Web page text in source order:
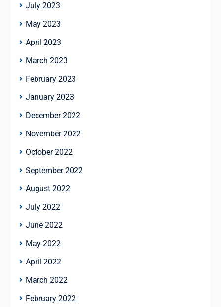
July 2023
May 2023
April 2023
March 2023
February 2023
January 2023
December 2022
November 2022
October 2022
September 2022
August 2022
July 2022
June 2022
May 2022
April 2022
March 2022
February 2022